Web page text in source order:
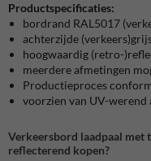
Productspecificaties:
bordrand RAL5017
achterzijde
hoogwaardig (retro-
meerdere afmetingen
Productieproces
voorzien van UV-
Verkeersbord laadpaal met
reflecterend kopen?